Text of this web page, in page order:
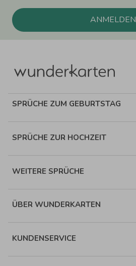
ANMELDEN
SPRÜCHE ZUM GEBURTSTAG
SPRÜCHE ZUR HOCHZEIT
WEITERE SPRÜCHE
ÜBER WUNDERKARTEN
KUNDENSERVICE